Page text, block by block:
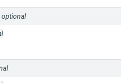
optional